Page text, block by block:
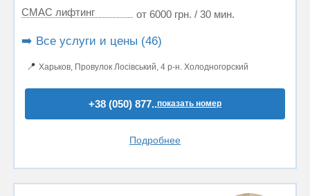
СМАС лифтинг
от 6000 грн. / 30 мин.
➡️ Все услуги и цены (46)
📍 Харьков, Провулок Лосівський, 4 р-н. Холодногорский
+38 (050) 877..показать номер
Подробнее